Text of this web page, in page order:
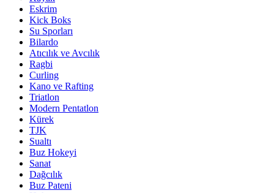
Eskrim
Kick Boks
Su Sporları
Bilardo
Atıcılık ve Avcılık
Ragbi
Curling
Kano ve Rafting
Triatlon
Modern Pentatlon
Kürek
TJK
Sualtı
Buz Hokeyi
Sanat
Dağcılık
Buz Pateni